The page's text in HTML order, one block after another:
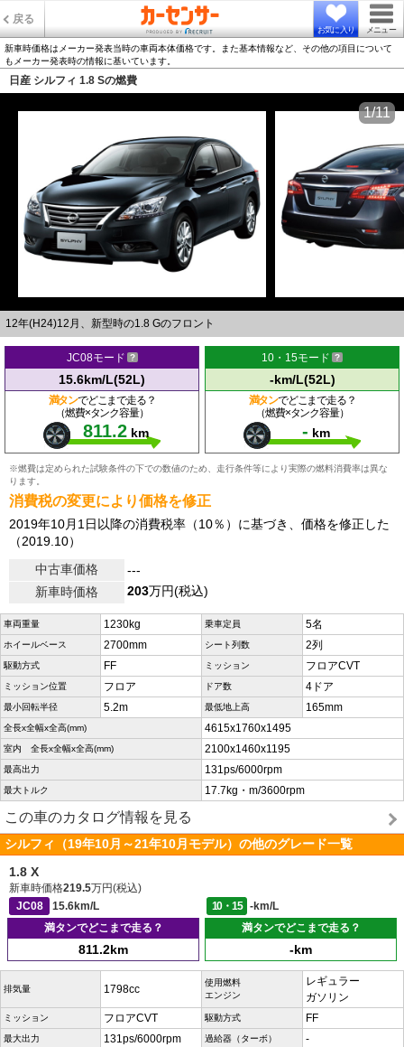
戻る
お気に入り メニュー
新車時価格はメーカー発表当時の車両本体価格です。また基本情報など、その他の項目について
もメーカー発表時の情報に基いています。
日産 シルフィ 1.8 Sの燃費
12年(H24)12月、新型時の1.8 Gのフロント
1/11
JC08モード
15.6km/L(52L)
満タンでどこまで走る？
（燃費×タンク容量）
811.2 km
10・15モード
-km/L(52L)
満タンでどこまで走る？
（燃費×タンク容量）
- km
※燃費は定められた試験条件の下での数値のため、走行条件等により実際の燃料消費率は異な
ります。
消費税の変更により価格を修正
2019年10月1日以降の消費税率（10％）に基づき、価格を修正した
（2019.10）
中古車価格
---
新車時価格
203万円(税込)
車両重量 1230kg 乗車定員 5名
ホイールベース 2700mm シート列数 2列
駆動方式 FF ミッション フロアCVT
ミッション位置 フロア ドア数 4ドア
最小回転半径 5.2m 最低地上高 165mm
全長x全幅x全高(mm) 4615x1760x1495
室内 全長x全幅x全高(mm) 2100x1460x1195
最高出力 131ps/6000rpm
最大トルク 17.7kg・m/3600rpm
この車のカタログ情報を見る
シルフィ（19年10月～21年10月モデル）の他のグレード一覧
1.8 X
新車時価格219.5万円(税込)
JC08
15.6km/L 10・15
-km/L
満タンでどこまで走る？
811.2km
満タンでどこまで走る？
-km
排気量 1798cc
使用燃料
エンジン
レギュラー
ガソリン
ミッション フロアCVT 駆動方式 FF
最大出力 131ps/6000rpm 過給器（ターボ） -